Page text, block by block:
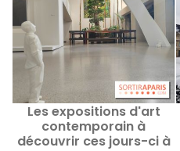
Les expositions d'art
contemporain à
découvrir ces jours-ci à